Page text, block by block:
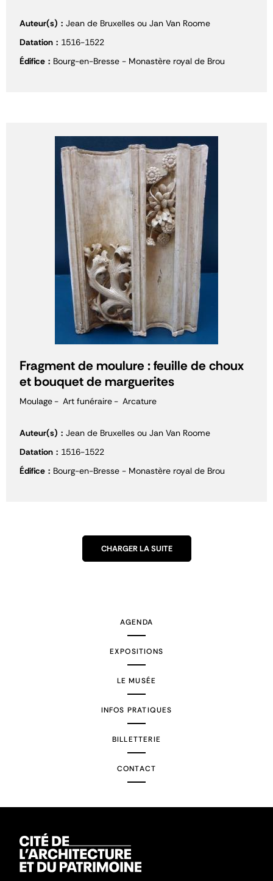
Auteur(s)
Jean de Bruxelles ou Jan Van Roome
Datation
1516-1522
Édifice
Bourg-en-Bresse - Monastère royal de Brou
Fragment de moulure : feuille de choux
et bouquet de marguerites
Moulage Art funéraire Arcature
Auteur(s)
Jean de Bruxelles ou Jan Van Roome
Datation
1516-1522
Édifice
Bourg-en-Bresse - Monastère royal de Brou
CHARGER LA SUITE
AGENDA
EXPOSITIONS
LE MUSÉE
INFOS PRATIQUES
BILLETTERIE
CONTACT